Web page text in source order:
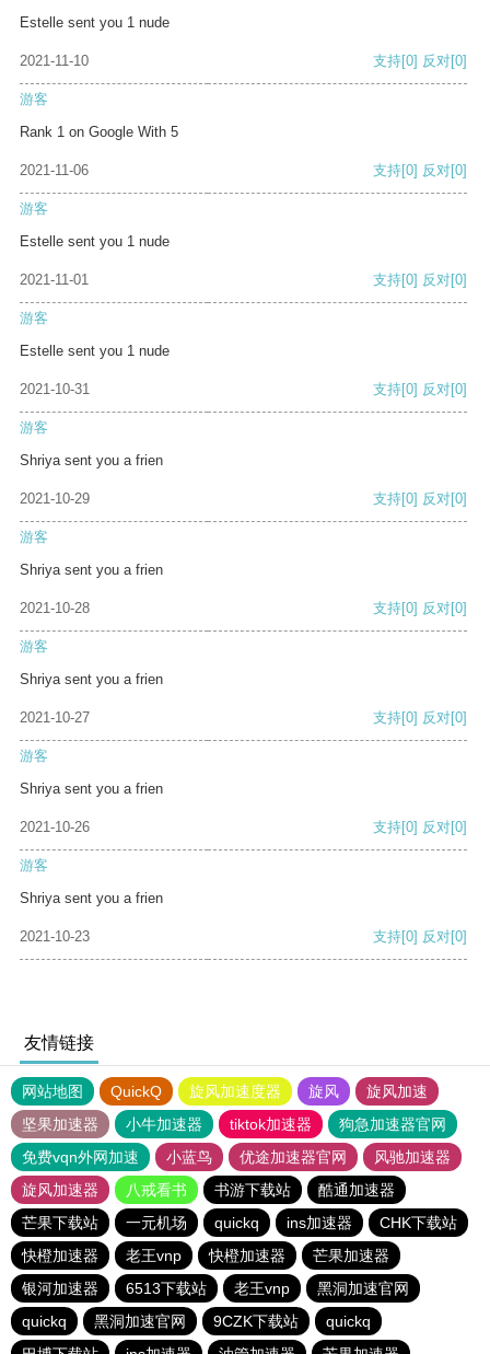
Estelle sent you 1 nude
2021-11-10 支持[0] 反对[0]
游客
Rank 1 on Google With 5
2021-11-06 支持[0] 反对[0]
游客
Estelle sent you 1 nude
2021-11-01 支持[0] 反对[0]
游客
Estelle sent you 1 nude
2021-10-31 支持[0] 反对[0]
游客
Shriya sent you a frien
2021-10-29 支持[0] 反对[0]
游客
Shriya sent you a frien
2021-10-28 支持[0] 反对[0]
游客
Shriya sent you a frien
2021-10-27 支持[0] 反对[0]
游客
Shriya sent you a frien
2021-10-26 支持[0] 反对[0]
游客
Shriya sent you a frien
2021-10-23 支持[0] 反对[0]
友情链接
网站地图 QuickQ 旋风加速度器 旋风
旋风加速
坚果加速器
小牛加速器 tiktok加速器
狗急加速器官网
免费vqn外网加速
小蓝鸟 优途加速器官网
风驰加速器
旋风加速器
八戒看书 书游下载站
酷通加速器
芒果下载站
一元机场 quickq ins加速器
CHK下载站
快橙加速器
老王vnp 快橙加速器
芒果加速器
银河加速器
6513下载站 老王vnp
黑洞加速官网
quickq
黑洞加速官网 9CZK下载站
quickq